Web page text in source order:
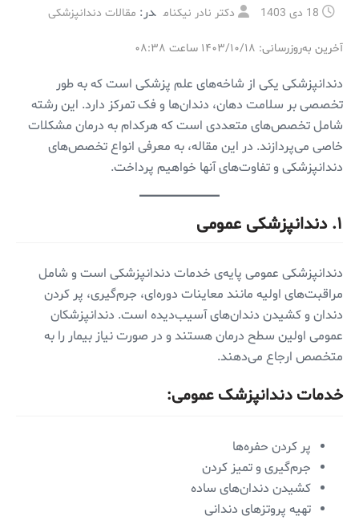
18 دی 1403 دکتر نادر نیکنام در: مقالات دندانپزشکی
آخرین به‌روزرسانی: ۱۴۰۳/۱۰/۱۸ ساعت ۰۸:۳۸
دندانپزشکی یکی از شاخه‌های علم پزشکی است که به طور
تخصصی بر سلامت دهان، دندان‌ها و فک تمرکز دارد. این رشته
شامل تخصص‌های متعددی است که هرکدام به درمان مشکلات
خاصی می‌پردازند. در این مقاله، به معرفی انواع تخصص‌های
دندانپزشکی و تفاوت‌های آنها خواهیم پرداخت.
۱. دندانپزشکی عمومی
دندانپزشکی عمومی پایه‌ی خدمات دندانپزشکی است و شامل
مراقبت‌های اولیه مانند معاینات دوره‌ای، جرم‌گیری، پر کردن
دندان و کشیدن دندان‌های آسیب‌دیده است. دندانپزشکان
عمومی اولین سطح درمان هستند و در صورت نیاز بیمار را به
متخصص ارجاع می‌دهند.
خدمات دندانپزشک عمومی:
پر کردن حفره‌ها
جرم‌گیری و تمیز کردن
کشیدن دندان‌های ساده
تهیه پروتزهای دندانی